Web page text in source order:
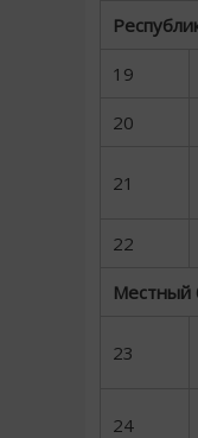
19
20
21
22
23
24